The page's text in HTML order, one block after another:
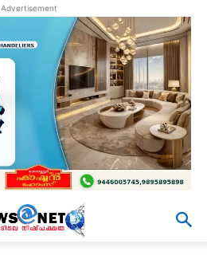
Advertisement